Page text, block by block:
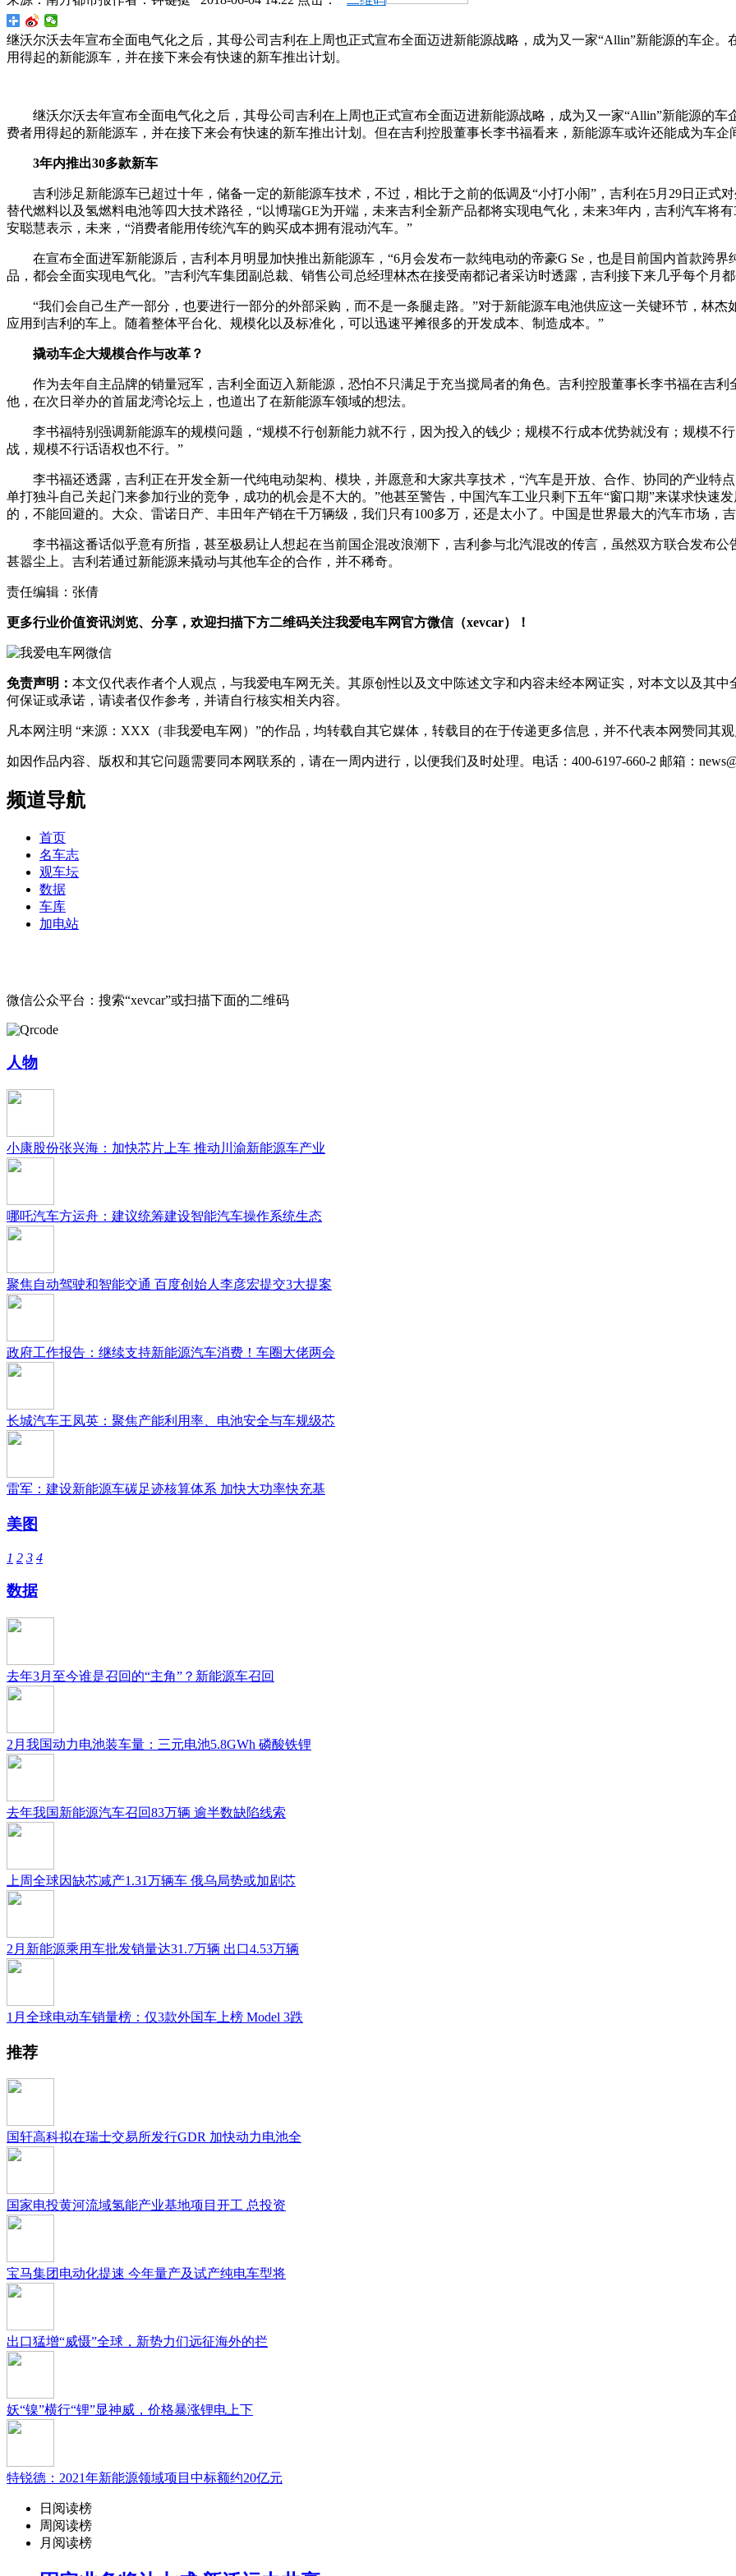
继沃尔沃去年宣布全面电气化之后，其母公司吉利在上周也正式宣布全面迈进新能源战略，成为又一家“Allin”新能源的车企
用得起的新能源车，并在接下来会有快速的新车推出计划。
继沃尔沃去年宣布全面电气化之后，其母公司吉利在上周也正式宣布全面迈进新能源战略，成为又一家“Allin”新能源的
费者用得起的新能源车，并在接下来会有快速的新车推出计划。但在吉利控股董事长李书福看来，新能源车或许还能成为车企
3年内推出30多款新车
吉利涉足新能源车已超过十年，储备一定的新能源车技术，不过，相比于之前的低调及“小打小闹”，吉利在5月29日正式
替代燃料以及氢燃料电池等四大技术路径，“以博瑞GE为开端，未来吉利全新产品都将实现电气化，未来3年内，吉利汽车将
安聪慧表示，未来，“消费者能用传统汽车的购买成本拥有混动汽车。”
在宣布全面进军新能源后，吉利本月明显加快推出新能源车，“6月会发布一款纯电动的帝豪G Se，也是目前国内首款跨
品，都会全面实现电气化。”吉利汽车集团副总裁、销售公司总经理林杰在接受南都记者采访时透露，吉利接下来几乎每个月都
“我们会自己生产一部分，也要进行一部分的外部采购，而不是一条腿走路。”对于新能源车电池供应这一关键环节，林
应用到吉利的车上。随着整体平台化、规模化以及标准化，可以迅速平摊很多的开发成本、制造成本。”
撬动车企大规模合作与改革？
作为去年自主品牌的销量冠军，吉利全面迈入新能源，恐怕不只满足于充当搅局者的角色。吉利控股董事长李书福在吉
他，在次日举办的首届龙湾论坛上，也道出了在新能源车领域的想法。
李书福特别强调新能源车的规模问题，“规模不行创新能力就不行，因为投入的钱少；规模不行成本优势就没有；规模不
战，规模不行话语权也不行。”
李书福还透露，吉利正在开发全新一代纯电动架构、模块，并愿意和大家共享技术，“汽车是开放、合作、协同的产业特
单打独斗自己关起门来参加行业的竞争，成功的机会是不大的。”他甚至警告，中国汽车工业只剩下五年“窗口期”来谋求快速
的，不能回避的。大众、雷诺日产、丰田年产销在千万辆级，我们只有100多万，还是太小了。中国是世界最大的汽车市场，
李书福这番话似乎意有所指，甚至极易让人想起在当前国企混改浪潮下，吉利参与北汽混改的传言，虽然双方联合发布
甚嚣尘上。吉利若通过新能源来撬动与其他车企的合作，并不稀奇。
责任编辑：张倩
更多行业价值资讯浏览、分享，欢迎扫描下方二维码关注我爱电车网官方微信（xevcar）！
免责声明： 本文仅代表作者个人观点，与我爱电车网无关。其原创性以及文中陈述文字和内容未经本网证实，对本文以及其
何保证或承诺，请读者仅作参考，并请自行核实相关内容。
凡本网注明 “来源：XXX（非我爱电车网）”的作品，均转载自其它媒体，转载目的在于传递更多信息，并不代表本网赞同其观
如因作品内容、版权和其它问题需要同本网联系的，请在一周内进行，以便我们及时处理。电话：400-6197-660-2 邮箱：
频道导航
首页
名车志
观车坛
数据
车库
加电站
微信公众平台：搜索“xevcar”或扫描下面的二维码
人物
小康股份张兴海：加快芯片上车 推动川渝新能源车产业
哪吒汽车方运舟：建议统筹建设智能汽车操作系统生态
聚焦自动驾驶和智能交通 百度创始人李彦宏提交3大提案
政府工作报告：继续支持新能源汽车消费！车圈大佬两会
长城汽车王凤英：聚焦产能利用率、电池安全与车规级芯
雷军：建设新能源车碳足迹核算体系 加快大功率快充基
美图
1 2 3 4
数据
去年3月至今谁是召回的“主角”？新能源车召回
2月我国动力电池装车量：三元电池5.8GWh 磷酸铁锂
去年我国新能源汽车召回83万辆 逾半数缺陷线索
上周全球因缺芯减产1.31万辆车 俄乌局势或加剧芯
2月新能源乘用车批发销量达31.7万辆 出口4.53万辆
1月全球电动车销量榜：仅3款外国车上榜 Model 3跌
推荐
国轩高科拟在瑞士交易所发行GDR 加快动力电池全
国家电投黄河流域氢能产业基地项目开工 总投资
宝马集团电动化提速 今年量产及试产纯电车型将
出口猛增“威慑”全球，新势力们远征海外的拦
妖“镍”横行“锂”显神威，价格暴涨锂电上下
特锐德：2021年新能源领域项目中标额约20亿元
日阅读榜
周阅读榜
月阅读榜